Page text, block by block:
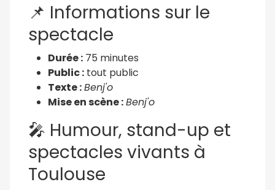
📌 Informations sur le
spectacle
Durée : 75 minutes
Public : tout public
Texte :Benj'o
Mise en scène :Benj'o
🎤 Humour, stand-up et
spectacles vivants à
Toulouse